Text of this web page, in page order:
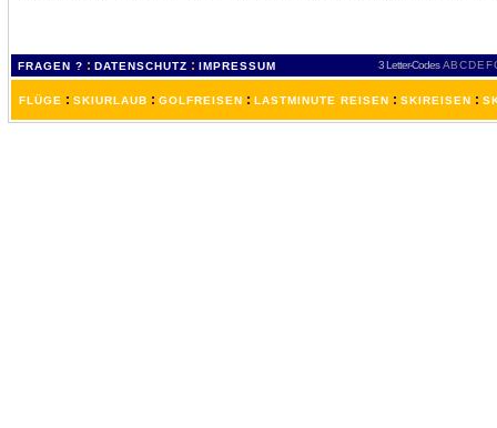
FRAGEN ? : DATENSCHUTZ : IMPRESSUM 3 Letter-Codes ABCDEF
FLÜGE : SKIURLAUB : GOLFREISEN : LASTMINUTE REISEN : SKIREISEN :